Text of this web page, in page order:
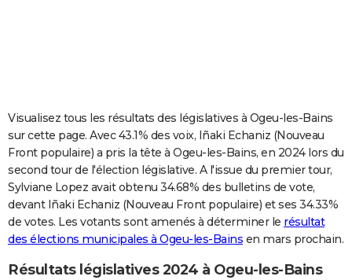
CARTE DE VOEUX
Carte de Noël
Carte Bonne année
Carte Saint-Valentin
Carte Pâques
Carte d'anniversaire
DICTIONNAIRE
Dictionnaire
Biographies
Citations
Expressions
Proverbes
COPAINS D'AVANT
S'inscrire
Se connecter
Lycées
Collèges
Primaires
Universités
Entreprises
Service militaire
Avis de recherche
AVIS DE DÉCÈS
FORUM
Visualisez tous les résultats des législatives à Ogeu-les-Bains
sur cette page. Avec 43.1% des voix, Iñaki Echaniz (Nouveau
Front populaire) a pris la tête à Ogeu-les-Bains, en 2024 lors du
second tour de l'élection législative. A l'issue du premier tour,
Sylviane Lopez avait obtenu 34.68% des bulletins de vote,
devant Iñaki Echaniz (Nouveau Front populaire) et ses 34.33%
de votes. Les votants sont amenés à déterminer le résultat
des élections municipales à Ogeu-les-Bains en mars prochain.
Résultats législatives 2024 à Ogeu-les-Bains